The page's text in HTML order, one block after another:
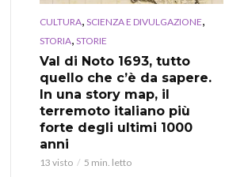
CULTURA, SCIENZA E DIVULGAZIONE,
STORIA, STORIE
Val di Noto 1693, tutto
quello che c’è da sapere.
In una story map, il
terremoto italiano più
forte degli ultimi 1000
anni
13 visto 5 min. letto